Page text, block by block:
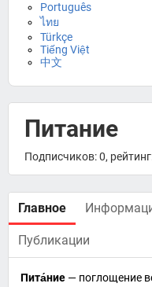
Português
ไทย
Türkçe
Tiếng Việt
中文
Питание
Подписчиков: 0,
Главное
Публикации
Пита́ние — поглощение